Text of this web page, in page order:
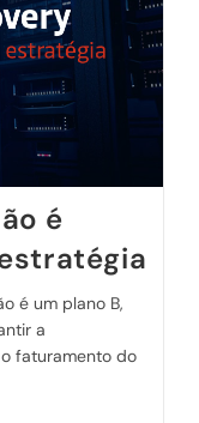
é
é um plano B,
a
faturamento do